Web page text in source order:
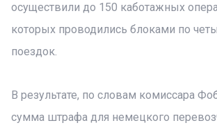
осуществили до 150 каботажных
которых проводились блоками по
поездок.
В результате, по словам комиссара
сумма штрафа для немецкого